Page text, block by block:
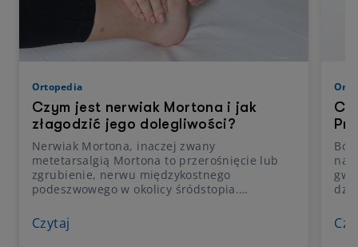
Ortopedia
Czym jest nerwiak Mortona i jak
złagodzić jego dolegliwości?
Nerwiak Mortona, inaczej zwany
metetarsalgią Mortona to przerośnięcie lub
zgrubienie, nerwu międzykostnego
podeszwowego w okolicy śródstopia.
wadami w budowie stopy, np. wysokim łukiem
stopy, płaskostopiem, nieprawidłową
Czytaj
Co
Ból